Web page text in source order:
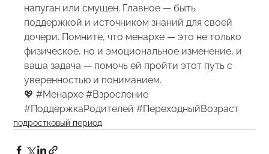
напуган или смущен. Главное — быть
поддержкой и источником знаний для своей
дочери. Помните, что менархе — это не только
физическое, но и эмоциональное изменение, и
ваша задача — помочь ей пройти этот путь с
уверенностью и пониманием.
💖 #Менархе #Взросление
#ПоддержкаРодителей #ПереходныйВозраст
подростковый период